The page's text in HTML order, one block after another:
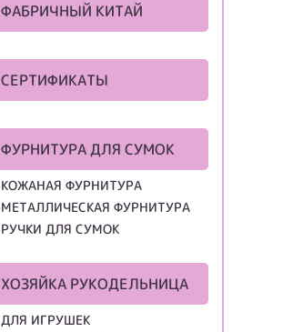
ФАБРИЧНЫЙ КИТАЙ
СЕРТИФИКАТЫ
ФУРНИТУРА ДЛЯ СУМОК
КОЖАНАЯ ФУРНИТУРА
МЕТАЛЛИЧЕСКАЯ ФУРНИТУРА
РУЧКИ ДЛЯ СУМОК
ХОЗЯЙКА РУКОДЕЛЬНИЦА
ДЛЯ ИГРУШЕК